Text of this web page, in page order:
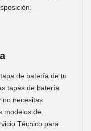
de batería de tu
tapas de batería
no necesitas
modelos de
Técnico para